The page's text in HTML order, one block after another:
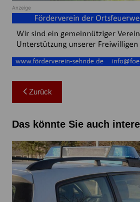
Anzeige
Beitragsnavigation
Zurück
Das könnte Sie auch